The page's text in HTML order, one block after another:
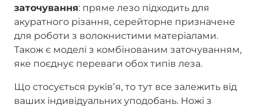
заточування: пряме лезо підходить для
акуратного різання, серейторне призначене
для роботи з волокнистими матеріалами.
Також є моделі з комбінованим заточуванням,
яке поєднує переваги обох типів леза.
Що стосується руківʼя, то тут все залежить від
ваших індивідуальних уподобань. Ножі з